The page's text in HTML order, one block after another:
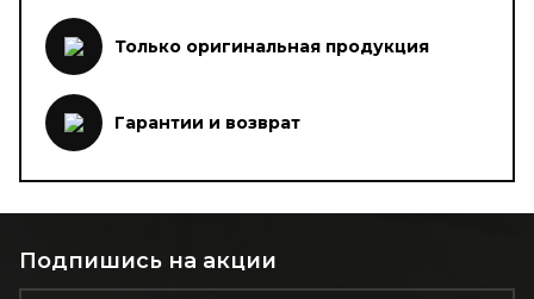
Только оригинальная продукция
Гарантии и возврат
Подпишись на акции